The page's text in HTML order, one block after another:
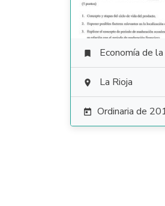
 Economía de
 La Rioja
 Ordinaria de